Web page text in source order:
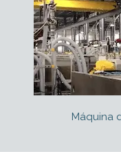
Máquina